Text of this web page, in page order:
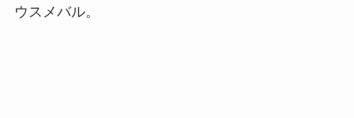
ウスメバル。